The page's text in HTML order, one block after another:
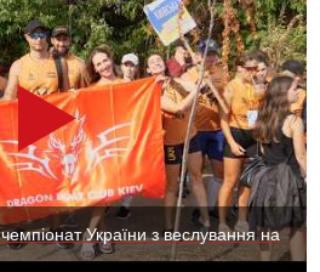
України з веслування на